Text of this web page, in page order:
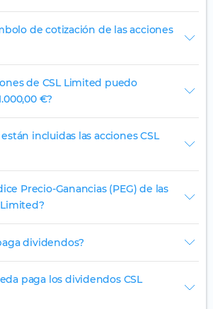
de cotización de las acciones
de CSL Limited puedo
€?
están incluidas las acciones CSL
Precio-Ganancias (PEG) de las
dividendos?
paga los dividendos CSL